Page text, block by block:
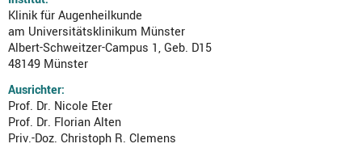
Klinik für Augenheilkunde
am Universitätsklinikum Münster
Albert-Schweitzer-Campus 1, Geb. D15
48149 Münster
Ausrichter:
Prof. Dr. Nicole Eter
Prof. Dr. Florian Alten
Priv.-Doz. Christoph R. Clemens